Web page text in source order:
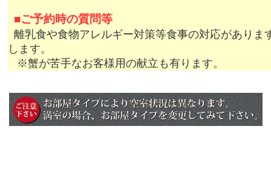
■ご予約時の質問等
離乳食や食物アレルギー対策等食事の対応がありま
します。
※蟹が苦手なお客様用の献立も有ります。